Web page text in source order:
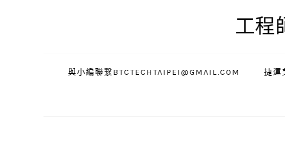
工程
與小編聯繫BTCTECHTAIPEI@GMAIL.COM 捷運